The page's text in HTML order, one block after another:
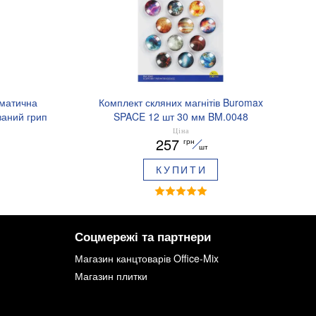
грип
02
Комплект скляних магнітів Buromax
SPACE 12 шт 30 мм BM.0048
Ціна
257 грн
шт
КУПИТИ
Соцмережі та партнери
Магазин канцтоварів Office-Mix
Магазин плитки